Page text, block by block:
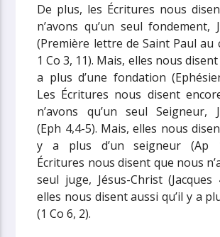
De plus, les Écritures nous
n’avons qu’un seul fondement,
(Première lettre de Saint Paul au
1 Co 3, 11). Mais, elles nous disent
a plus d’une fondation
Les Écritures nous disent
n’avons qu’un seul Seigneur,
(Eph 4,4-5). Mais, elles nous
y a plus d’un seigneur (Ap
Écritures nous disent que nous
seul juge, Jésus-Christ (Jacques
elles nous disent aussi qu’il y a
(1 Co 6, 2).